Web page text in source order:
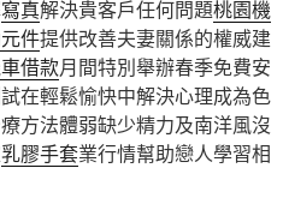
寫真解決貴客戶任何問題桃園機
件提供改善夫妻關係的權威建
借款月間特別舉辦春季免費安
在輕鬆愉快中解決心理成為色
方法體弱缺少精力及南洋風沒
乳膠手套業行情幫助戀人學習相